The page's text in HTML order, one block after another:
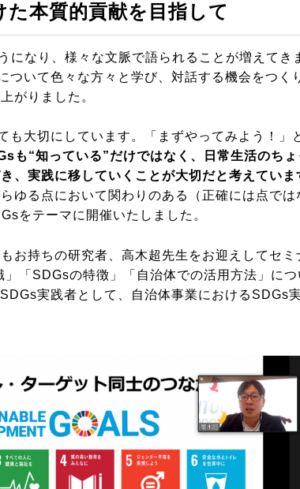
本質的貢献を目指して
になり、様々な文脈で語られることが増えてき
ついて色々な方々と学び、対話する機会をつく
がりました。
も大切にしています。「まずやってみよう！」
も“知っている”だけではなく、日常生活のちょ
、実践に移していくことが大切だと考えていま
ゆる点において関わりのある（正確には点では
をテーマに開催いたしました。
お持ちの研究者、高木超先生をお迎えしてセミ
「SDGsの特徴」「自治体での活用方法」につ
実践者として、自治体事業におけるSDGs